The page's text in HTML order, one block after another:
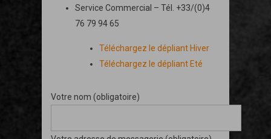
Service Commercial – Tél. +33/(0)4
76 79 94 65
Téléchargez le dépliant Hiver
Téléchargez le dépliant Eté
Votre nom (obligatoire)